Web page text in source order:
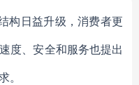
构日益升级，消费者更
度、安全和服务也提出
。